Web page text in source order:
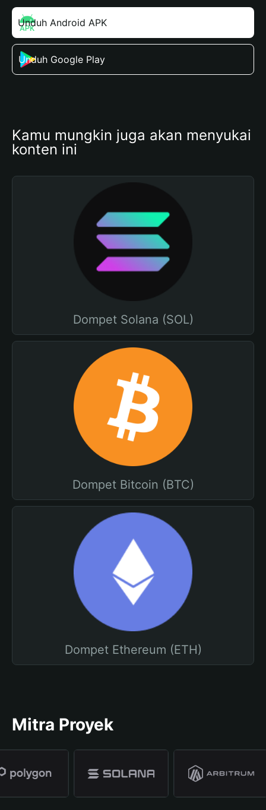
Unduh Android APK
Unduh Google Play
Kamu mungkin juga akan menyukai
konten ini
Dompet Solana (SOL)
Dompet Bitcoin (BTC)
Dompet Ethereum (ETH)
Mitra Proyek